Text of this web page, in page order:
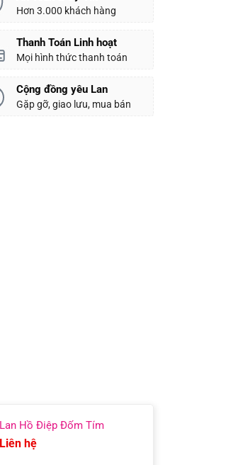
Hơn 3.000 khách hàng
Thanh Toán Linh hoạt
Mọi hình thức thanh toán
Cộng đồng yêu Lan
Gặp gỡ, giao lưu, mua bán
Lan Hồ Điệp Đốm Tím
Liên hệ